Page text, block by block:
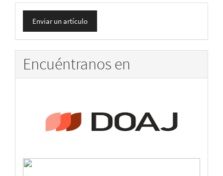
Enviar
un
artículo
Enviar un artículo
Encuéntranos en